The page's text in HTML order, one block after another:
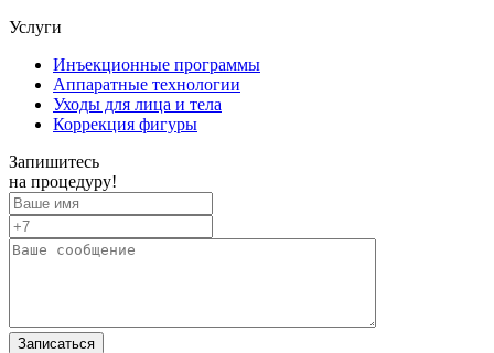
Услуги
Инъекционные программы
Аппаратные технологии
Уходы для лица и тела
Коррекция фигуры
Запишитесь
на процедуру!
Записаться